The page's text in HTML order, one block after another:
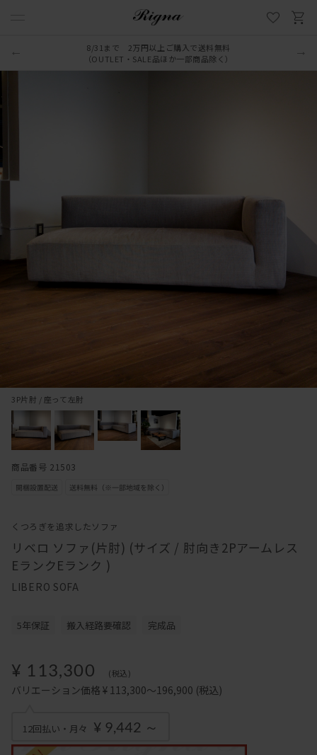
LINE新規追加でクーポンプレゼント
8/31まで 2万円以上ご購入で送料無料
（OUTLET・SALE品ほか一部商品除く）
くつろぎを追求したソファ
リベロ ソファ(片肘) (サイズ / 肘向き2Pアームレス
EランクEランク )
LIBERO SOFA
3P片肘 / 座って左肘
5年保証 搬入経路要確認 完成品
¥ 113,300 (税込)
バリエーション価格 ¥ 113,300～196,900 (税込)
12回払い・月々 ¥ 9,442 ～
商品番号 21503